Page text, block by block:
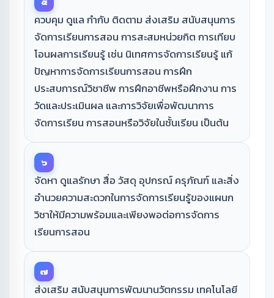
ควบคุม ดูแล กำกับ ติดตาม ส่งเสริม สนับสนุนการ
จัดการเรียนการสอน การสะสมหน่วยกิต การเทียบ
โอนผลการเรียนรู้ เช่น นิเทศการจัดการเรียนรู้ แก้
ปัญหาการจัดการเรียนการสอน การฝึก
ประสบการณ์วิชาชีพ การฝึกอาชีพหรือฝึกงาน การ
วัดและประเมินผล และการวิจัยเพื่อพัฒนาการ
จัดการเรียน การสอนหรือวิจัยในชั้นเรียน เป็นต้น
๖
จัดหา ดูแลรักษา สื่อ วัสดุ อุปกรณ์ ครุภัณฑ์ และสิ่ง
อำนวยความสะดวกในการจัดการเรียนรู้ของแผนก
วิชาให้มีความพร้อมและเพียงพอต่อการจัดการ
เรียนการสอน
๗
ส่งเสริม สนับสนุนการพัฒนานวัตกรรม เทคโนโลยี